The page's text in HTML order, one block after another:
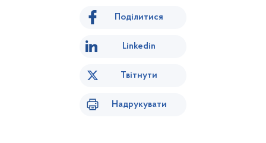
Поділитися
Linkedin
Твітнути
Надрукувати